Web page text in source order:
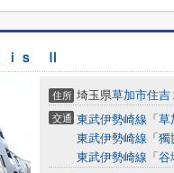
ｉｓ Ⅱ
住所 埼玉県草加市住吉
交通 東武伊勢崎線 「 草
東武伊勢崎線 「 獨
東武伊勢崎線 「 谷